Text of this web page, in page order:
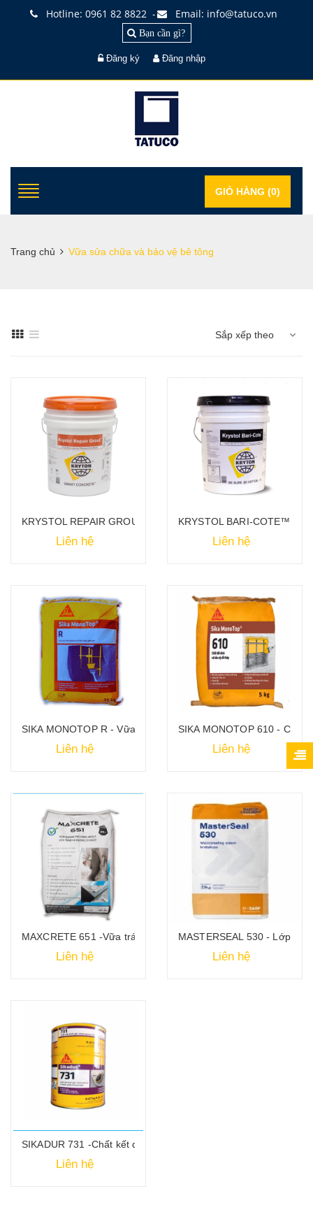
Hotline: 0961 82 8822- Email: info@tatuco.vn
Bạn cần gì?
Đăng ký Đăng nhập
GIỎ HÀNG (0)
Trang chủ Vữa sửa chữa và bảo vệ bê tông
Sắp xếp theo
KRYSTOL REPAIR GROUT™-Sửa chữa bê tông
Liên hệ
KRYSTOL BARI-COTE™ -
Liên hệ
SIKA MONOTOP R - Vữa sửa chữa Polymer cải tiến công nghệ
Liên hệ
SIKA MONOTOP 610 - Chất
Liên hệ
MAXCRETE 651 -Vữa trám vá không co ngót
Liên hệ
MASTERSEAL 530 - Lớp
Liên hệ
SIKADUR 731 -Chất kết dính gốc nhựa Epoxy 2 thành phần
Liên hệ